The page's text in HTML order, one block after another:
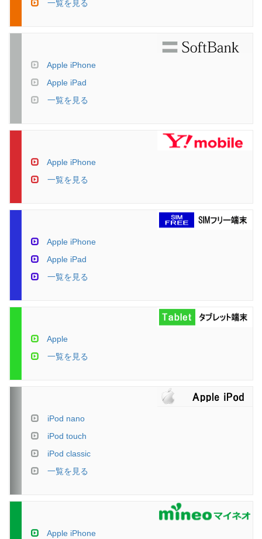
一覧を見る
Apple iPhone
Apple iPad
一覧を見る
Apple iPhone
一覧を見る
Apple iPhone
Apple iPad
一覧を見る
Apple
一覧を見る
iPod nano
iPod touch
iPod classic
一覧を見る
Apple iPhone